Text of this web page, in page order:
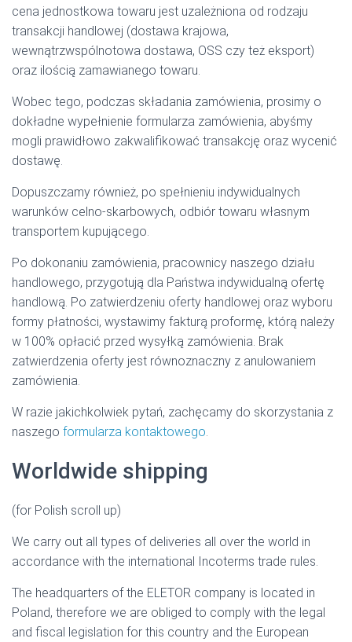
cena jednostkowa towaru jest uzależniona od rodzaju
transakcji handlowej (dostawa krajowa,
wewnątrzwspólnotowa dostawa, OSS czy też eksport)
oraz ilością zamawianego towaru.
Wobec tego, podczas składania zamówienia, prosimy o
dokładne wypełnienie formularza zamówienia, abyśmy
mogli prawidłowo zakwalifikować transakcję oraz wycenić
dostawę.
Dopuszczamy również, po spełnieniu indywidualnych
warunków celno-skarbowych, odbiór towaru własnym
transportem kupującego.
Po dokonaniu zamówienia, pracownicy naszego działu
handlowego, przygotują dla Państwa indywidualną ofertę
handlową. Po zatwierdzeniu oferty handlowej oraz wyboru
formy płatności, wystawimy fakturą proformę, którą należy
w 100% opłacić przed wysyłką zamówienia. Brak
zatwierdzenia oferty jest równoznaczny z anulowaniem
zamówienia.
W razie jakichkolwiek pytań, zachęcamy do skorzystania z
naszego formularza kontaktowego.
Worldwide shipping
(for Polish scroll up)
We carry out all types of deliveries all over the world in
accordance with the international Incoterms trade rules.
The headquarters of the ELETOR company is located in
Poland, therefore we are obliged to comply with the legal
and fiscal legislation for this country and the European